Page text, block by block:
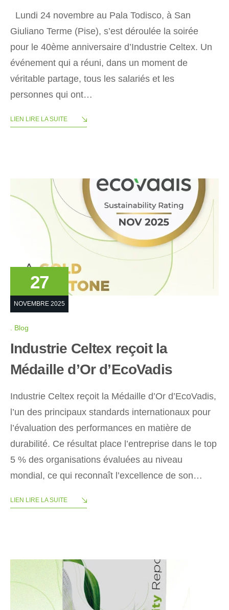
Lundi 24 novembre au Pala Todisco, à San
Giuliano Terme (Pise), s’est déroulée la soirée
pour le 40ème anniversaire d’Industrie Celtex. Un
événement qui a réuni, dans un moment de
véritable partage, tous les salariés et les
personnes qui ont…
LIEN LIRE LA SUITE
27
NOVEMBRE 2025
Blog
Industrie Celtex reçoit la
Médaille d’Or d’EcoVadis
Industrie Celtex reçoit la Médaille d’Or d’EcoVadis,
l’un des principaux standards internationaux pour
l’évaluation des performances en matière de
durabilité. Ce résultat place l’entreprise dans le top
5 % des organisations évaluées au niveau
mondial, ce qui reconnaît l’excellence de son…
LIEN LIRE LA SUITE